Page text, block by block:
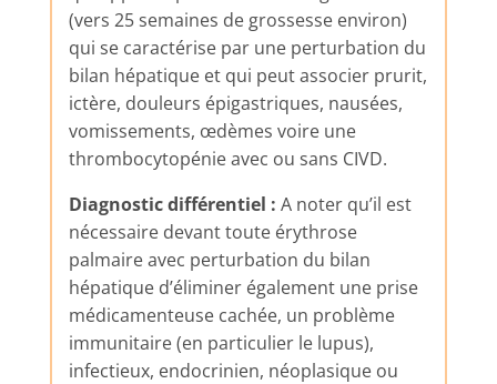
(vers 25 semaines de grossesse environ)
qui se caractérise par une perturbation du
bilan hépatique et qui peut associer prurit,
ictère, douleurs épigastriques, nausées,
vomissements, œdèmes voire une
thrombocytopénie avec ou sans CIVD.
Diagnostic différentiel : A noter qu’il est
nécessaire devant toute érythrose
palmaire avec perturbation du bilan
hépatique d’éliminer également une prise
médicamenteuse cachée, un problème
immunitaire (en particulier le lupus),
infectieux, endocrinien, néoplasique ou